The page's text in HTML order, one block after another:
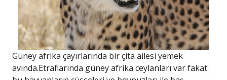
Güney afrika çayırlarında bir çita ailesi yemek
avında.Etraflarında güney afrika ceylanları var fakat